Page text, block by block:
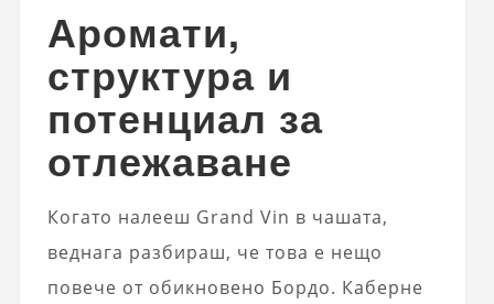
Аромати,
структура и
потенциал за
отлежаване
Когато налееш Grand Vin в чашата,
веднага разбираш, че това е нещо
повече от обикновено Бордо. Каберне